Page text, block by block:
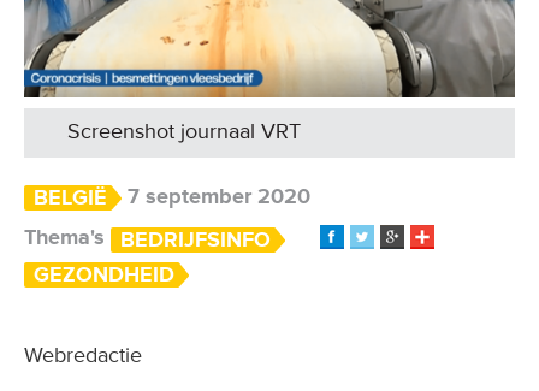
Screenshot journaal VRT
BELGIË
7 september 2020
Thema's
BEDRIJFSINFO
GEZONDHEID
Webredactie